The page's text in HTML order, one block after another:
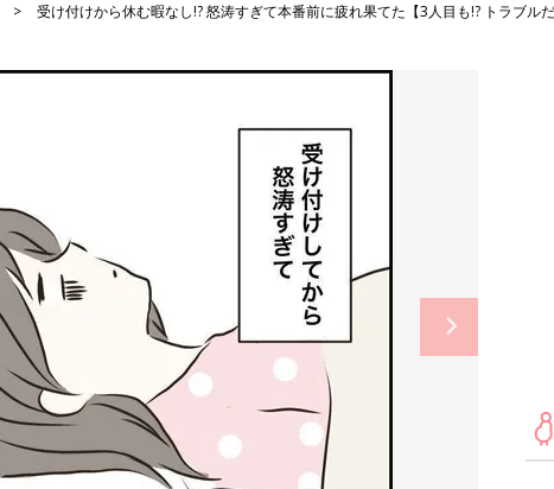
受け付けから休む暇なし!? 怒涛すぎて本番前に疲れ果てた【3人目も!? トラブル